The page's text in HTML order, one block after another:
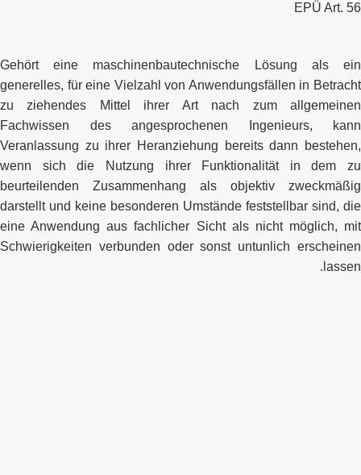
EPÜ Art. 56
Gehört eine maschinenbautechnische Lösung als ein
generelles, für eine Vielzahl von Anwendungsfällen in Betracht
zu ziehendes Mittel ihrer Art nach zum allgemeinen
Fachwissen des angesprochenen Ingenieurs, kann
Veranlassung zu ihrer Heranziehung bereits dann bestehen,
wenn sich die Nutzung ihrer Funktionalität in dem zu
beurteilenden Zusammenhang als objektiv zweckmäßig
darstellt und keine besonderen Umstände feststellbar sind, die
eine Anwendung aus fachlicher Sicht als nicht möglich, mit
Schwierigkeiten verbunden oder sonst untunlich erscheinen
lassen.